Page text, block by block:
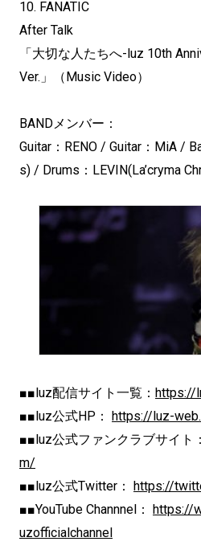
10. FANATIC
After Talk
「大切な人たちへ-luz 10th
Ver.」（Music Video）
BANDメンバー：
Guitar：RENO / Guitar：MiA /
s) / Drums：LEVIN(La’cryma
■■luz配信サイト一覧： https://
■■luz公式HP： https://luz-
■■luz公式ファンクラブサイト
m/
■■luz公式Twitter： https://
■■YouTube Channnel： https://
uzofficialchannel